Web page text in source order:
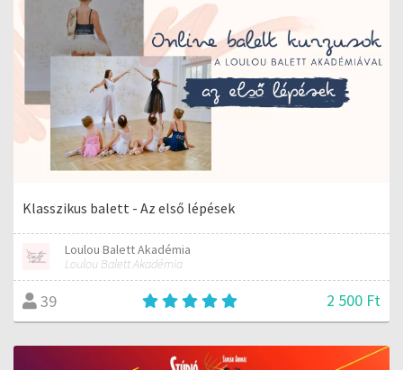
Klasszikus balett - Az első lépések
Loulou Balett Akadémia
Loulou Balett Akadémia
39 2 500 Ft